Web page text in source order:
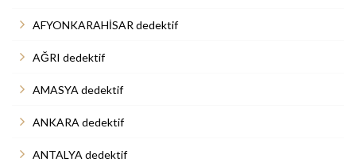
AFYONKARAHİSAR dedektif
AĞRI dedektif
AMASYA dedektif
ANKARA dedektif
ANTALYA dedektif